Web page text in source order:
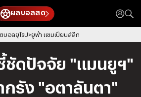
ผลบอลสด
บอลยุโรป ยูฟ่า แชมเปียนส์ลีก
ชัดปัจจัย "แมนยูฯ"
รัง "อตาลันตา"